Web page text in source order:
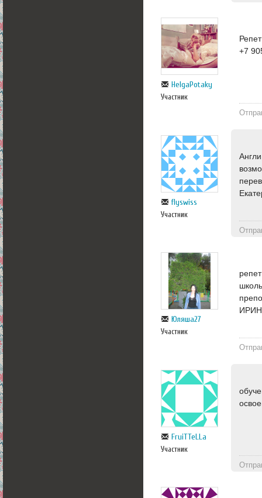
HelgaPotaky
Участник
+7
flyswiss
Участник
Юляша27
Участник
FruiTTeLLa
Участник